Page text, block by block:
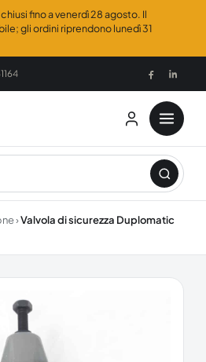
fino a venerdì 28 agosto. Il
gli ordini riprendono lunedì 31
›Valvola di sicurezza Duplomatic